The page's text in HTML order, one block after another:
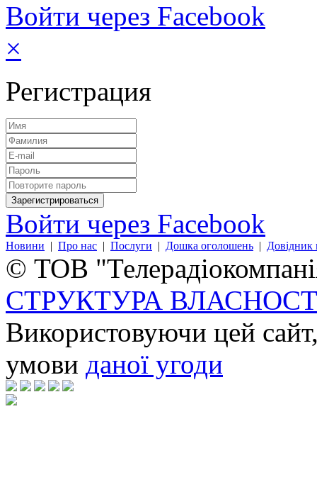
Войти через Facebook
×
Регистрация
Войти через Facebook
Новини | Про нас | Послуги | Дошка оголошень | Довідник
© ТОВ
СТРУКТУРА
Використовуючи цей
умови даної угоди